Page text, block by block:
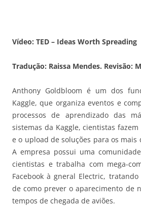
Vídeo: TED – Ideas Worth Spreading
Tradução: Raissa Mendes. Revisão:
Anthony Goldbloom é um dos
Kaggle, que organiza eventos e
processos de aprendizado das
sistemas da Kaggle, cientistas
e o upload de soluções para os
A empresa possui uma
cientistas e trabalha com mega-
Facebook à gneral Electric,
de como prever o aparecimento de
tempos de chegada de aviões.